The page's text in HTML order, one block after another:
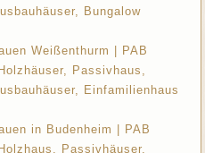
Bungalow
Weißenthurm | PAB
Passivhaus,
Einfamilienhaus
in Budenheim | PAB
Passivhäuser,